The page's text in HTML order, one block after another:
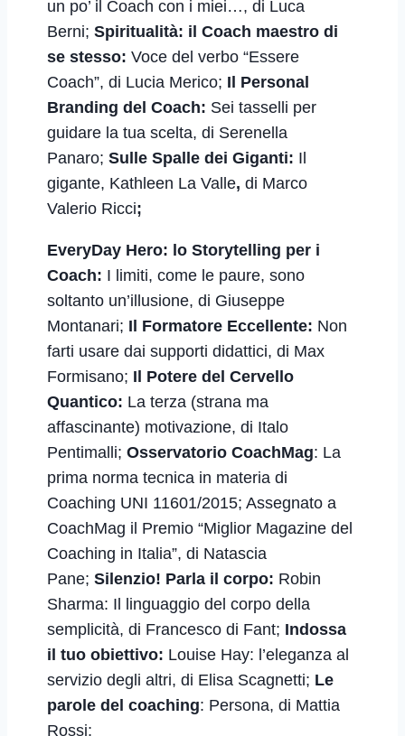
un po’ il Coach con i miei…, di Luca
Berni; Spiritualità: il Coach maestro di
se stesso: Voce del verbo “Essere
Coach”, di Lucia Merico; Il Personal
Branding del Coach: Sei tasselli per
guidare la tua scelta, di Serenella
Panaro; Sulle Spalle dei Giganti: Il
gigante, Kathleen La Valle, di Marco
Valerio Ricci;
EveryDay Hero: lo Storytelling per i
Coach: I limiti, come le paure, sono
soltanto un’illusione, di Giuseppe
Montanari; Il Formatore Eccellente: Non
farti usare dai supporti didattici, di Max
Formisano; Il Potere del Cervello
Quantico: La terza (strana ma
affascinante) motivazione, di Italo
Pentimalli; Osservatorio CoachMag: La
prima norma tecnica in materia di
Coaching UNI 11601/2015; Assegnato a
CoachMag il Premio “Miglior Magazine del
Coaching in Italia”, di Natascia
Pane; Silenzio! Parla il corpo: Robin
Sharma: Il linguaggio del corpo della
semplicità, di Francesco di Fant; Indossa
il tuo obiettivo: Louise Hay: l’eleganza al
servizio degli altri, di Elisa Scagnetti; Le
parole del coaching: Persona, di Mattia
Rossi;